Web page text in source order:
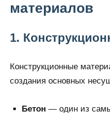
материалов
1.
Конструкционные
создания основных
Бетон — один из